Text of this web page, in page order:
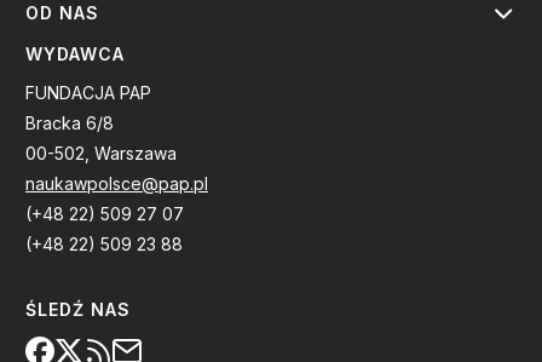
OD NAS
WYDAWCA
FUNDACJA PAP
Bracka 6/8
00-502, Warszawa
naukawpolsce@pap.pl
(+48 22) 509 27 07
(+48 22) 509 23 88
ŚLEDŹ NAS